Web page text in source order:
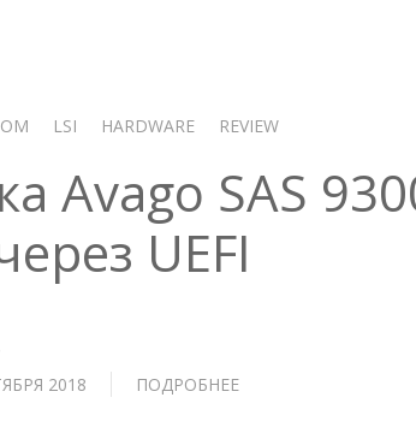
LSI HARDWARE REVIEW
Avago SAS
UEFI
2018 ПОДРОБНЕЕ